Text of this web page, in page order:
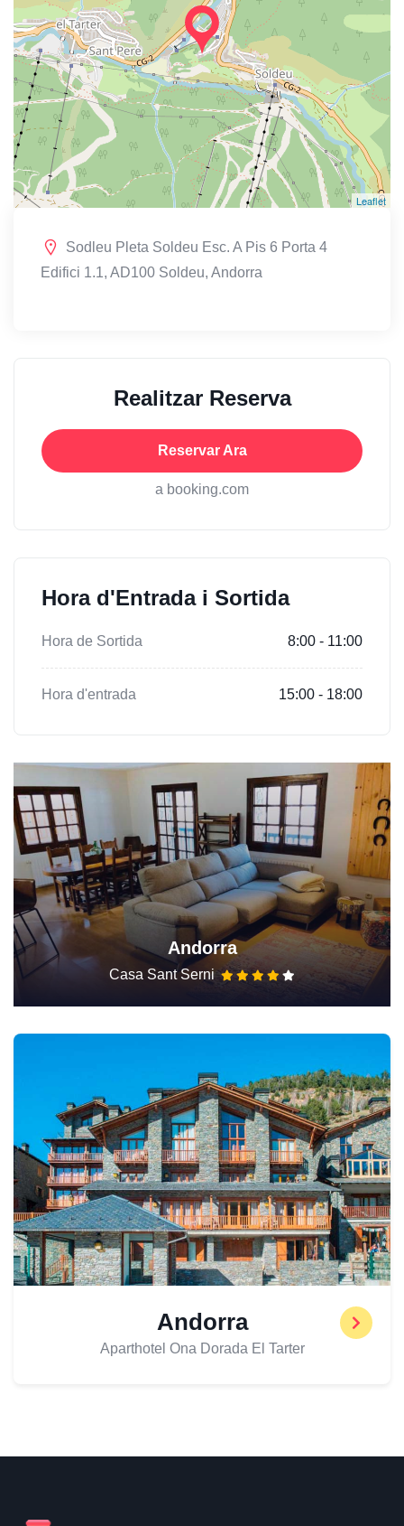
Leaflet
Sodleu Pleta Soldeu Esc. A Pis 6 Porta 4
Edifici 1.1, AD100 Soldeu, Andorra
Realitzar Reserva
Reservar Ara
a booking.com
Hora d'Entrada i Sortida
Hora de Sortida 8:00 - 11:00
Hora d'entrada 15:00 - 18:00
Andorra
Casa Sant Serni
Andorra
Aparthotel Ona Dorada El Tarter